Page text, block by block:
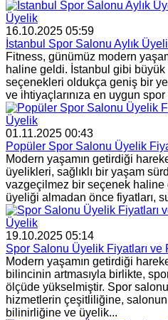
Üyelik
16.10.2025 05:59
İstanbul Spor Salonu Aylık
Fitness, günümüz modern
haline geldi. İstanbul gibi
seçenekleri oldukça geniş bir
ve ihtiyaçlarınıza en uygun
Üyelik
01.11.2025 00:43
Popüler Spor Salonu Üyelik
Modern yaşamın getirdiği
üyelikleri, sağlıklı bir yaşam
vazgeçilmez bir seçenek haline
üyeliği almadan önce fiyatları,
Üyelik
19.10.2025 05:14
Spor Salonu Üyelik Fiyatları ve
Modern yaşamın getirdiği
bilincinin artmasıyla birlikte,
ölçüde yükselmiştir. Spor
hizmetlerin çeşitliliğine,
bilinirliğine ve üyelik...